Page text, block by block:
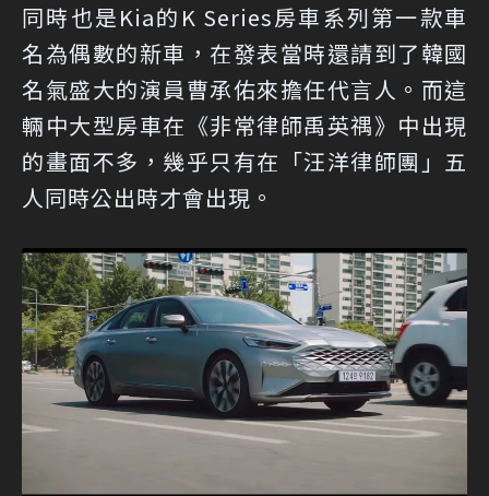
同時也是Kia的K Series房車系列第一款車
名為偶數的新車，在發表當時還請到了韓國
名氣盛大的演員曹承佑來擔任代言人。而這
輛中大型房車在《非常律師禹英禑》中出現
的畫面不多，幾乎只有在「汪洋律師團」五
人同時公出時才會出現。